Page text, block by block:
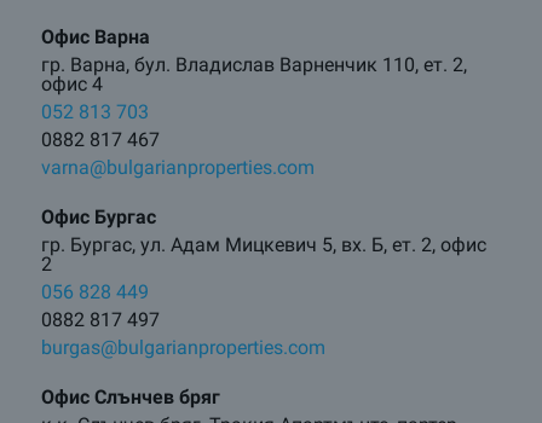
Офис Варна
гр. Варна, бул. Владислав Варненчик 110, ет. 2,
офис 4
052 813 703
0882 817 467
varna@bulgarianproperties.com
Офис Бургас
гр. Бургас, ул. Адам Мицкевич 5, вх. Б, ет. 2, офис
2
056 828 449
0882 817 497
burgas@bulgarianproperties.com
Офис Слънчев бряг